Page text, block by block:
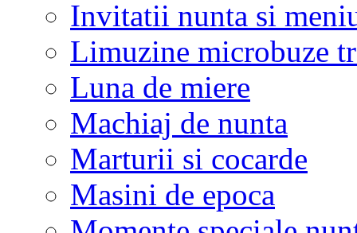
Invitatii nunta si
Limuzine microbuze
Luna de miere
Machiaj de nunta
Marturii si cocarde
Masini de epoca